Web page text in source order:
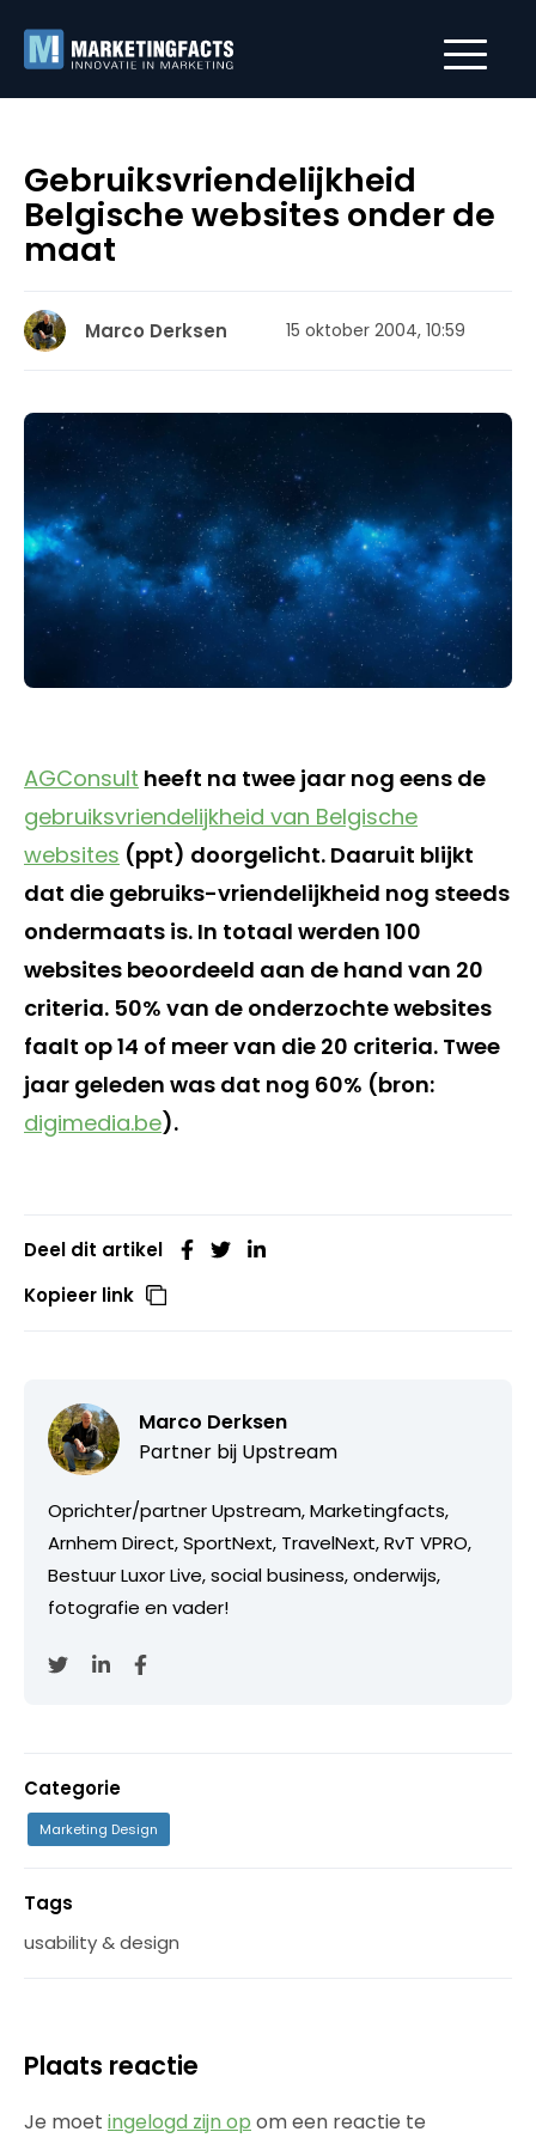
Gebruiksvriendelijkheid
Belgische websites onder de
maat
Marco Derksen 15 oktober 2004, 10:59
AGConsult heeft na twee jaar nog eens de
gebruiksvriendelijkheid van Belgische
websites (ppt) doorgelicht. Daaruit blijkt
dat die gebruiks-vriendelijkheid nog steeds
ondermaats is. In totaal werden 100
websites beoordeeld aan de hand van 20
criteria. 50% van de onderzochte websites
faalt op 14 of meer van die 20 criteria. Twee
jaar geleden was dat nog 60% (bron:
digimedia.be).
Deel dit artikel
Kopieer link
Marco Derksen
Partner bij Upstream
Oprichter/partner Upstream, Marketingfacts,
Arnhem Direct, SportNext, TravelNext, RvT VPRO,
Bestuur Luxor Live, social business, onderwijs,
fotografie en vader!
Categorie
Marketing Design
Tags
usability & design
Plaats reactie
Je moet ingelogd zijn op om een reactie te